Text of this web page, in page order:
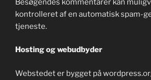
Besøgendes kommentarer kan
kontrolleret af en automatisk spam-
tjeneste.
Hosting og webudbyder
Webstedet er bygget på